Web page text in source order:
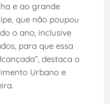
e ao grande
que não poupou
o ano, inclusive
para que essa
destaca o
Urbano e